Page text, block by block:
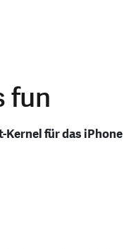
fun
für das iPhone